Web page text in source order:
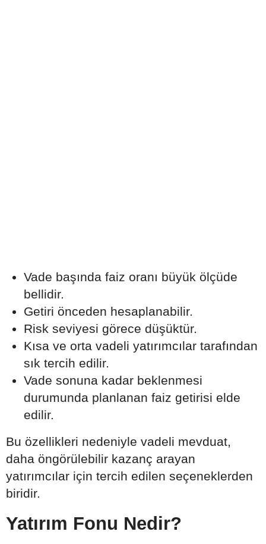
Vade başında faiz oranı büyük ölçüde
bellidir.
Getiri önceden hesaplanabilir.
Risk seviyesi görece düşüktür.
Kısa ve orta vadeli yatırımcılar tarafından
sık tercih edilir.
Vade sonuna kadar beklenmesi
durumunda planlanan faiz getirisi elde
edilir.
Bu özellikleri nedeniyle vadeli mevduat,
daha öngörülebilir kazanç arayan
yatırımcılar için tercih edilen seçeneklerden
biridir.
Yatırım Fonu Nedir?